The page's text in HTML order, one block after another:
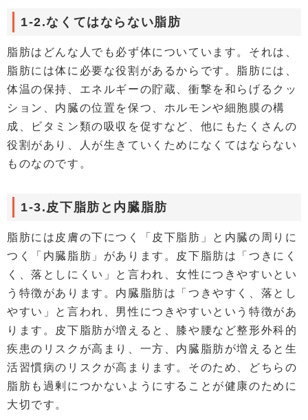
1-2.なくてはならない脂肪
脂肪はどんな人でも必ず体についています。それは、
脂肪には体に必要な役割があるからです。脂肪には、
体温の保持、エネルギーの貯蔵、衝撃を和らげるクッ
ション、内臓の位置を保つ、ホルモンや細胞膜の構
成、ビタミン類の吸収を促すなど、他にもたくさんの
役割があり、人が生きていくためになくてはならない
ものなのです。
1-3.皮下脂肪と内臓脂肪
脂肪には皮膚の下につく「皮下脂肪」と内臓の周りに
つく「内臓脂肪」があります。皮下脂肪は「つきにく
く、落としにくい」と言われ、女性につきやすいとい
う特徴があります。内臓脂肪は「つきやすく、落とし
やすい」と言われ、男性につきやすいという特徴があ
ります。皮下脂肪が増えると、膝や腰など整形外科的
疾患のリスクが高まり、一方、内臓脂肪が増えると生
活習慣病のリスクが高まります。そのため、どちらの
脂肪も過剰につかないようにすることが健康のために
大切です。